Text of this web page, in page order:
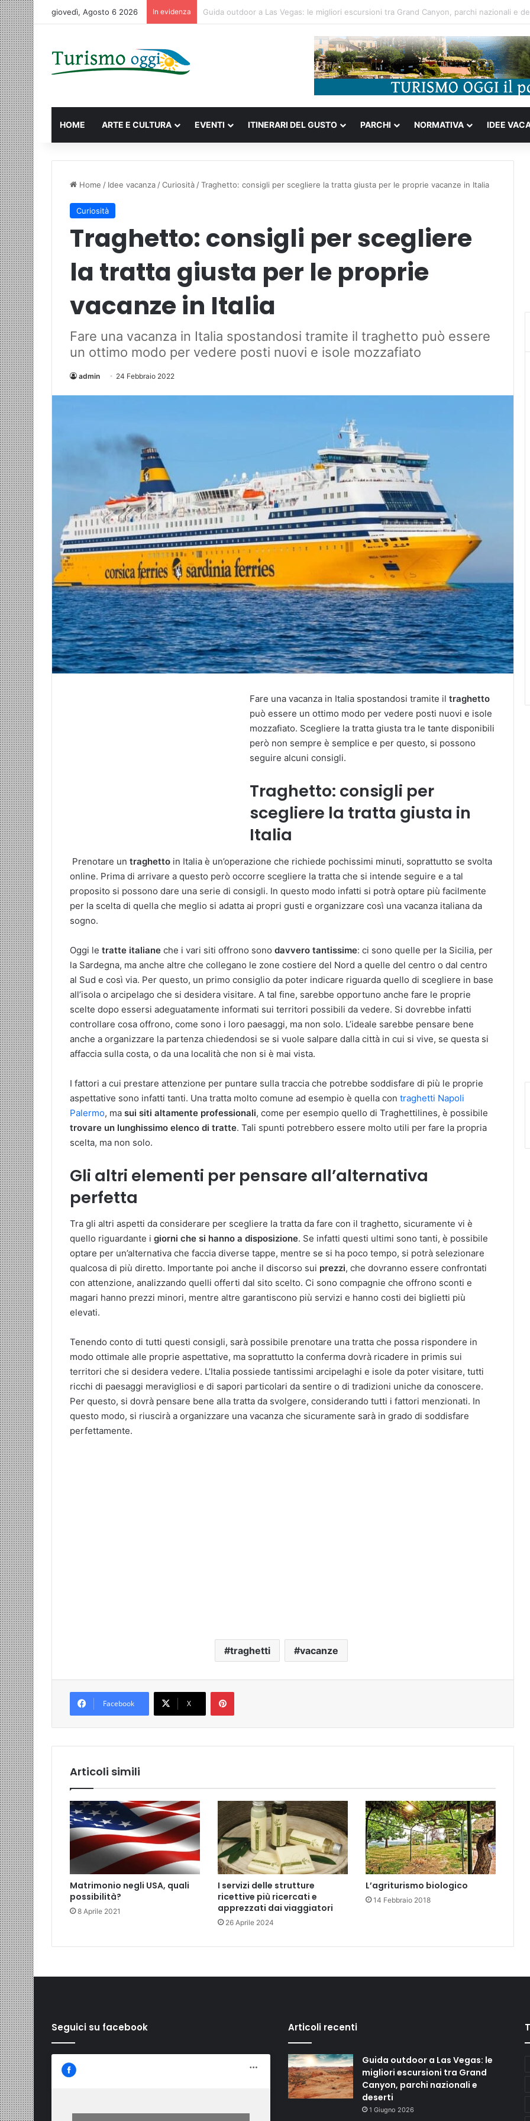
giovedì, Agosto 6 2026 In evidenza Macao: la guida completa tra storia portoghese, casinò futuristici e cucina unica d’Asia
HOME ARTE E CULTURA EVENTI ITINERARI DEL GUSTO PARCHI NORMATIVA IDEE
Home / Idee vacanza /Curiosità /Traghetto: consigli per scegliere la tratta giusta per le proprie vacanze in Italia
Curiosità
Traghetto: consigli per scegliere
la tratta giusta per le proprie
vacanze in Italia
Fare una vacanza in Italia spostandosi tramite il traghetto può essere
un ottimo modo per vedere posti nuovi e isole mozzafiato
admin 24 Febbraio 2022
Fare una vacanza in Italia spostandosi tramite il traghetto
può essere un ottimo modo per vedere posti nuovi e isole
mozzafiato. Scegliere la tratta giusta tra le tante disponibili
però non sempre è semplice e per questo, si possono
seguire alcuni consigli.
Traghetto: consigli per
scegliere la tratta giusta in
Italia
Prenotare un traghetto in Italia è un’operazione che richiede pochissimi minuti, soprattutto se svolta
online. Prima di arrivare a questo però occorre scegliere la tratta che si intende seguire e a tal
proposito si possono dare una serie di consigli. In questo modo infatti si potrà optare più facilmente
per la scelta di quella che meglio si adatta ai propri gusti e organizzare così una vacanza italiana da
sogno.
Oggi le tratte italiane che i vari siti offrono sono davvero tantissime: ci sono quelle per la Sicilia, per
la Sardegna, ma anche altre che collegano le zone costiere del Nord a quelle del centro o dal centro
al Sud e così via. Per questo, un primo consiglio da poter indicare riguarda quello di scegliere in base
all’isola o arcipelago che si desidera visitare. A tal fine, sarebbe opportuno anche fare le proprie
scelte dopo essersi adeguatamente informati sui territori possibili da vedere. Si dovrebbe infatti
controllare cosa offrono, come sono i loro paesaggi, ma non solo. L’ideale sarebbe pensare bene
anche a organizzare la partenza chiedendosi se si vuole salpare dalla città in cui si vive, se questa si
affaccia sulla costa, o da una località che non si è mai vista.
I fattori a cui prestare attenzione per puntare sulla traccia che potrebbe soddisfare di più le proprie
aspettative sono infatti tanti. Una tratta molto comune ad esempio è quella con traghetti Napoli
Palermo, ma sui siti altamente professionali, come per esempio quello di Traghettilines, è possibile
trovare un lunghissimo elenco di tratte. Tali spunti potrebbero essere molto utili per fare la propria
scelta, ma non solo.
Gli altri elementi per pensare all’alternativa
perfetta
Tra gli altri aspetti da considerare per scegliere la tratta da fare con il traghetto, sicuramente vi è
quello riguardante i giorni che si hanno a disposizione. Se infatti questi ultimi sono tanti, è possibile
optare per un’alternativa che faccia diverse tappe, mentre se si ha poco tempo, si potrà selezionare
qualcosa di più diretto. Importante poi anche il discorso sui prezzi, che dovranno essere confrontati
con attenzione, analizzando quelli offerti dal sito scelto. Ci sono compagnie che offrono sconti e
magari hanno prezzi minori, mentre altre garantiscono più servizi e hanno costi dei biglietti più
elevati.
Tenendo conto di tutti questi consigli, sarà possibile prenotare una tratta che possa rispondere in
modo ottimale alle proprie aspettative, ma soprattutto la conferma dovrà ricadere in primis sui
territori che si desidera vedere. L’Italia possiede tantissimi arcipelaghi e isole da poter visitare, tutti
ricchi di paesaggi meravigliosi e di sapori particolari da sentire o di tradizioni uniche da conoscere.
Per questo, si dovrà pensare bene alla tratta da svolgere, considerando tutti i fattori menzionati. In
questo modo, si riuscirà a organizzare una vacanza che sicuramente sarà in grado di soddisfare
perfettamente.
traghetti vacanze
Facebook X
Pinterest
Articoli simili
Matrimonio negli USA, quali
possibilità?
8 Aprile 2021
I servizi delle strutture
ricettive più ricercati e
apprezzati dai viaggiatori
26 Aprile 2024
L’agriturismo biologico
14 Febbraio 2018
Seguici su facebook Articoli recenti
Guida outdoor a Las Vegas: le
migliori escursioni tra Grand
Canyon, parchi nazionali e
deserti
1 Giugno 2026